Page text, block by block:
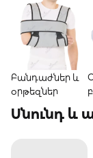
Բանդաժներ և
օրթեզներ
Սնունդ և